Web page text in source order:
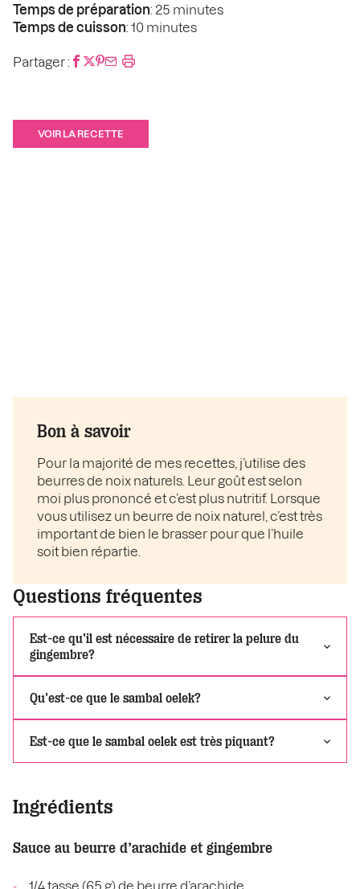
Temps de préparation: 25 minutes
Temps de cuisson: 10 minutes
Partager :
VOIR LA RECETTE
Bon à savoir
Pour la majorité de mes recettes, j’utilise des
beurres de noix naturels. Leur goût est selon
moi plus prononcé et c’est plus nutritif. Lorsque
vous utilisez un beurre de noix naturel, c’est très
important de bien le brasser pour que l’huile
soit bien répartie.
Questions fréquentes
Est-ce qu'il est nécessaire de retirer la pelure du
gingembre?
Qu'est-ce que le sambal oelek?
Est-ce que le sambal oelek est très piquant?
Ingrédients
Sauce au beurre d’arachide et gingembre
1/4 tasse (65 g) de beurre d’arachide